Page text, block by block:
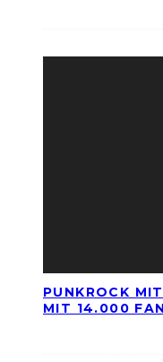
PUNKROCK
MIT 14.000